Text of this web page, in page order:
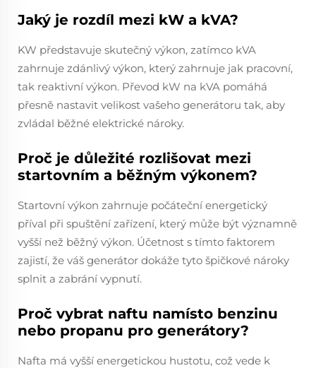
Jaký je rozdíl mezi kW a kVA?
KW představuje skutečný výkon, zatímco kVA
zahrnuje zdánlivý výkon, který zahrnuje jak pracovní,
tak reaktivní výkon. Převod kW na kVA pomáhá
přesně nastavit velikost vašeho generátoru tak, aby
zvládal běžné elektrické nároky.
Proč je důležité rozlišovat mezi
startovním a běžným výkonem?
Startovní výkon zahrnuje počáteční energetický
příval při spuštění zařízení, který může být významně
vyšší než běžný výkon. Účetnost s tímto faktorem
zajistí, že váš generátor dokáže tyto špičkové nároky
splnit a zabrání vypnutí.
Proč vybrat naftu namísto benzinu
nebo propanu pro generátory?
Nafta má vyšší energetickou hustotu, což vede k